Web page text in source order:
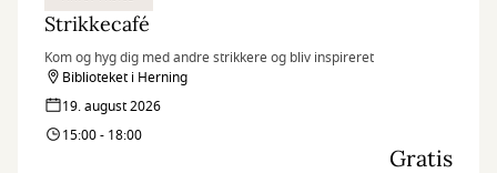
Strikkecafé
Kom og hyg dig med andre strikkere og bliv inspireret
Biblioteket i Herning
19. august 2026
15:00 - 18:00
Gratis